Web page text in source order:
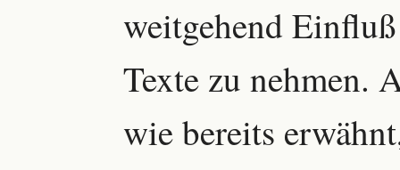
weitgehend
Texte zu nehmen.
wie bereits